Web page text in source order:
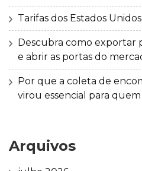
Tarifas dos Estados
Descubra como exportar
e abrir as portas do
Por que a coleta de
virou essencial para
Arquivos